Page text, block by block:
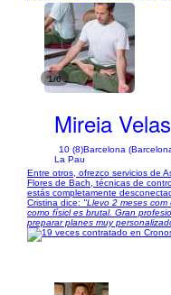
1/6
Mireia
10 (8)Barcelona
La Pau
Entre otros, ofrezco servicios de
Flores de Bach, técnicas de
estás completamente
Cristina dice: "Llevo 2 meses
como físicl es brutal. Gran
preparar planes muy